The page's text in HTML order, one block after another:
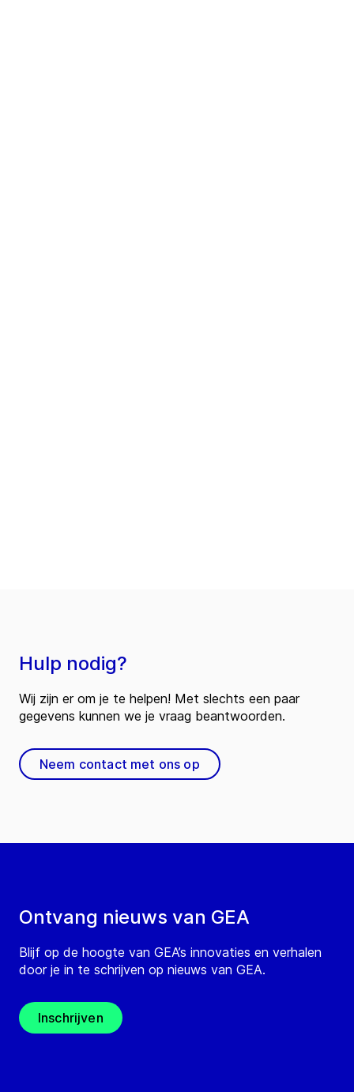
Ontvang nieuws van GEA
Blijf op de hoogte van GEA’s innovaties en verhalen
door je in te schrijven op nieuws van GEA.
Inschrijven
Hulp nodig?
Wij zijn er om je te helpen! Met slechts een paar
gegevens kunnen we je vraag beantwoorden.
Neem contact met ons op